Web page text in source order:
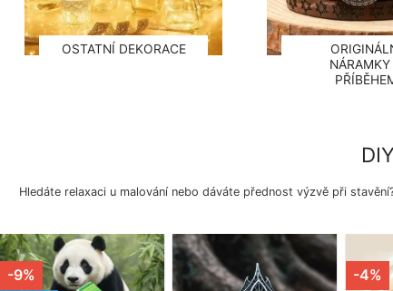
OSTATNÍ DEKORACE
NÁRAMKY
Hledáte relaxaci u malování nebo dáváte přednost výzvě při
-9% -4%